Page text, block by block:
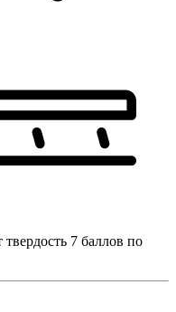
7 баллов по